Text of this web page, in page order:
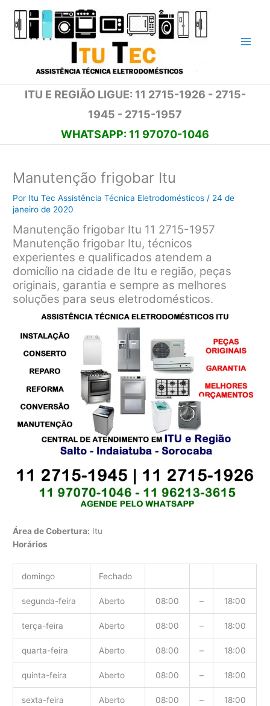
para
ITU E REGIÃO LIGUE: 11 2715-1926 - 2715-
1945 - 2715-1957
WHATSAPP: 11 97070-1046
Manutenção frigobar Itu
Por Itu Tec Assistência Técnica Eletrodomésticos / 24 de
janeiro de 2020
Manutenção frigobar Itu 11 2715-1957
Manutenção frigobar Itu, técnicos
experientes e qualificados atendem a
domicílio na cidade de Itu e região, peças
originais, garantia e sempre as melhores
soluções para seus eletrodomésticos.
Área de Cobertura: Itu
Horários
domingo Fechado
segunda-feira Aberto 08:00 – 18:00
terça-feira Aberto 08:00 – 18:00
quarta-feira Aberto 08:00 – 18:00
quinta-feira Aberto 08:00 – 18:00
sexta-feira Aberto 08:00 – 18:00